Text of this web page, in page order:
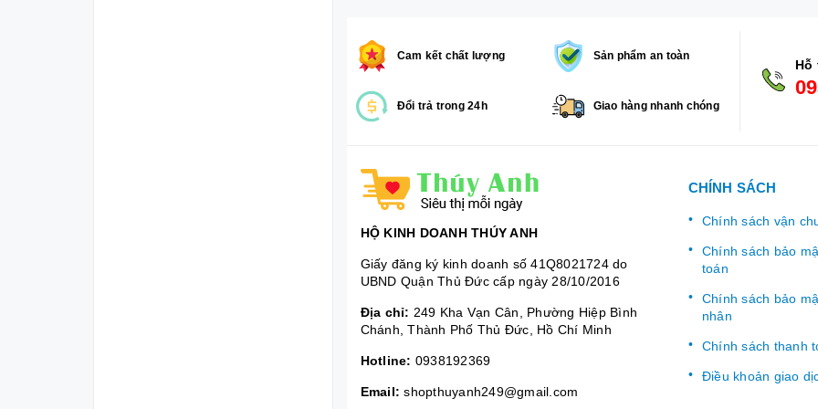
Cam kết chất lượng Sản phẩm an toàn
Đổi trả trong 24h Giao hàng nhanh chóng
Hỗ
HỘ KINH DOANH THÚY ANH
Giấy đăng ký kinh doanh số 41Q8021724 do
UBND Quận Thủ Đức cấp ngày 28/10/2016
Địa chỉ: 249 Kha Vạn Cân, Phường Hiệp Bình
Chánh, Thành Phố Thủ Đức, Hồ Chí Minh
Hotline: 0938192369
Email: shopthuyanh249@gmail.com
CHÍNH SÁCH
Chính sách vận
Chính sách bảo
toán
Chính sách bảo
nhân
Chính sách thanh
Điều khoản giao